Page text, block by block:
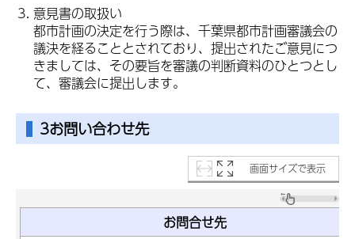
意見書の取扱い
都市計画の決定を行う際は、千葉県都市計画審議会の
議決を経ることとされており、提出されたご意見につ
きましては、その要旨を審議の判断資料のひとつとし
て、審議会に提出します。
3お問い合わせ先
画面サイズで表示
お問合せ先